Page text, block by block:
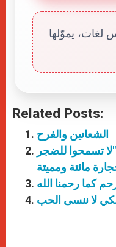
لغات، يموّلها
Related Posts:
الشعانين والفرح
"لا تسمحوا للضجر
كما رحمنا الله
لا ننسى الحب